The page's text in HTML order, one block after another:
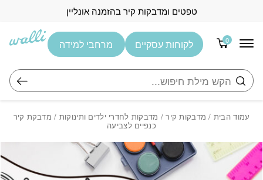
טפטים ומדבקות קיר בהזמנה אונליין
0
חיפוש
לקוחות עסקיים מרחבי למידה
עמוד הבית / מדבקות קיר/ מדבקות לחדרי ילדים ותינוקות / מדבקת קיר
כנפיים לצביעה